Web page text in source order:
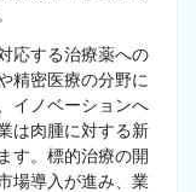
応する治療薬への
精密医療の分野に
イノベーションへ
は肉腫に対する新
す。標的治療の開
場導入が進み、業